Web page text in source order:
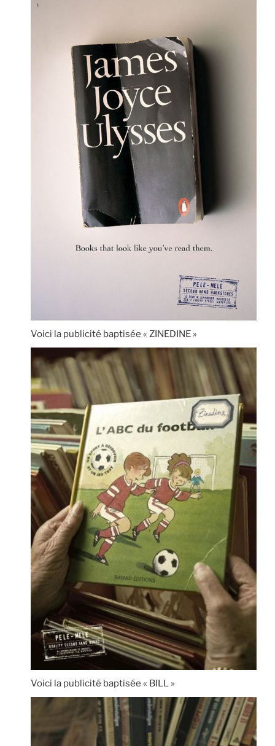
Voici la publicité baptisée « ZINEDINE »
Voici la publicité baptisée « BILL »